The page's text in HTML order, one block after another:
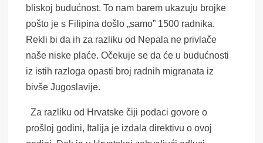
bliskoj budućnost. To nam barem ukazuju brojke
pošto je s Filipina došlo „samo” 1500 radnika.
Rekli bi da ih za razliku od Nepala ne privlače
naše niske plaće. Očekuje se da će u budućnosti
iz istih razloga opasti broj radnih migranata iz
bivše Jugoslavije.
Za razliku od Hrvatske čiji podaci govore o
prošloj godini, Italija je izdala direktivu o ovoj